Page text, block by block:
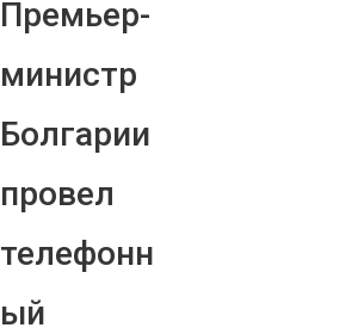
Премьер-
министр
Болгарии
провел
телефонн
ый